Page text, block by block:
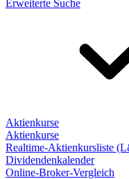
Erweiterte Suche
Aktienkurse
Aktienkurse
Realtime-Aktienkursliste
Dividendenkalender
Online-Broker-Vergleich